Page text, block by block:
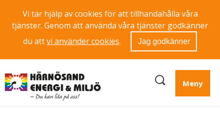
Vi tar hjälp av cookies för att tillhandahålla våra
tjänster. Genom att använda våra tjänster godkänner
du attvi använder cookies. Jag godkänner
Meny